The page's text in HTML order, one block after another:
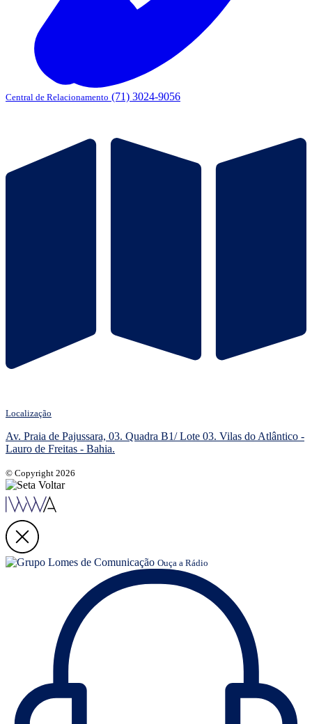
Central de Relacionamento (71) 3024-9056
Localização
Av. Praia de Pajussara, 03. Quadra B1/ Lote 03. Vilas do Atlântico -
Lauro de Freitas - Bahia.
© Copyright 2026
Ouça a Rádio